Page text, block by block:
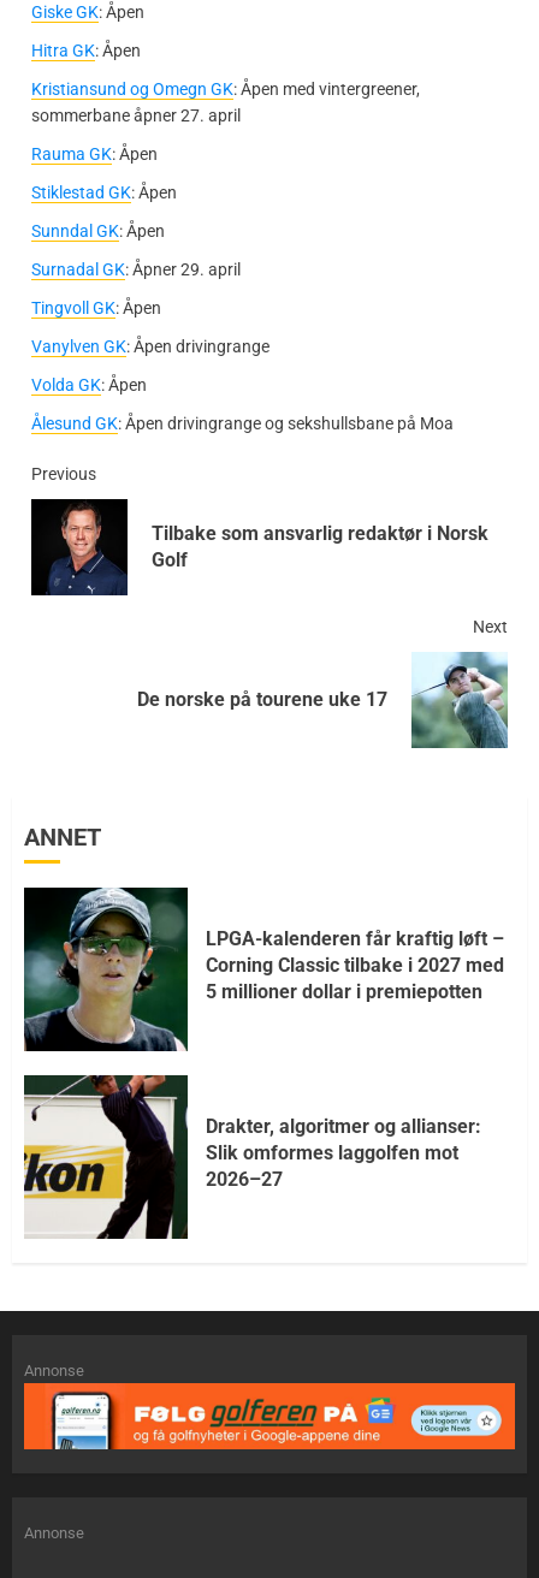
Giske GK: Åpen
Hitra GK: Åpen
Kristiansund og Omegn GK: Åpen med vintergreener,
sommerbane åpner 27. april
Rauma GK: Åpen
Stiklestad GK: Åpen
Sunndal GK: Åpen
Surnadal GK: Åpner 29. april
Tingvoll GK: Åpen
Vanylven GK: Åpen drivingrange
Volda GK: Åpen
Ålesund GK: Åpen drivingrange og sekshullsbane på Moa
Previous
Tilbake som ansvarlig redaktør i Norsk
Golf
Next
De norske på tourene uke 17
ANNET
LPGA-kalenderen får kraftig løft –
Corning Classic tilbake i 2027 med
5 millioner dollar i premiepotten
Drakter, algoritmer og allianser:
Slik omformes laggolfen mot
2026–27
Annonse
Annonse